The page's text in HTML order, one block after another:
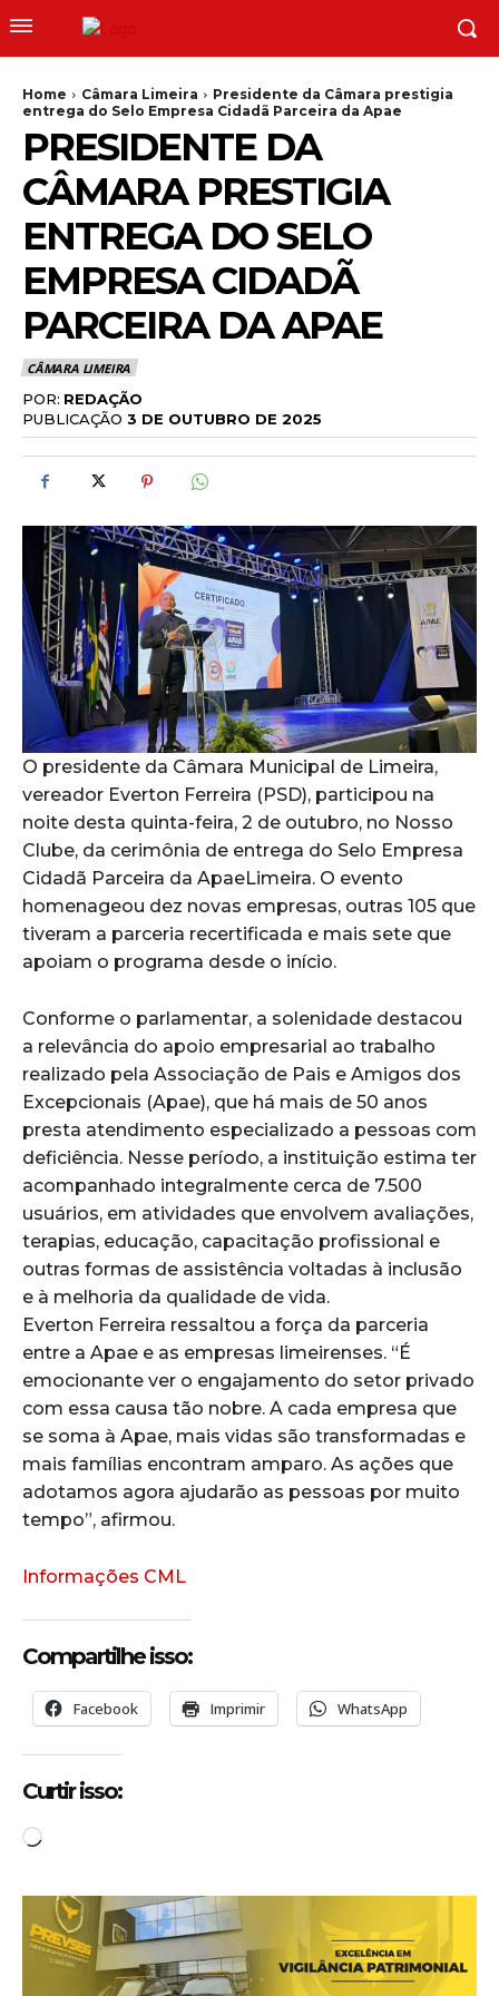
Home Câmara Limeira
Presidente da Câmara prestigia
entrega do Selo Empresa Cidadã Parceira da Apae
PRESIDENTE DA
CÂMARA PRESTIGIA
ENTREGA DO SELO
EMPRESA CIDADÃ
PARCEIRA DA APAE
CÂMARA LIMEIRA
POR: REDAÇÃO
PUBLICAÇÃO 3 DE OUTUBRO DE 2025
O presidente da Câmara Municipal de Limeira,
vereador Everton Ferreira (PSD), participou na
noite desta quinta-feira, 2 de outubro, no Nosso
Clube, da cerimônia de entrega do Selo Empresa
Cidadã Parceira da ApaeLimeira. O evento
homenageou dez novas empresas, outras 105 que
tiveram a parceria recertificada e mais sete que
apoiam o programa desde o início.
Conforme o parlamentar, a solenidade destacou
a relevância do apoio empresarial ao trabalho
realizado pela Associação de Pais e Amigos dos
Excepcionais (Apae), que há mais de 50 anos
presta atendimento especializado a pessoas com
deficiência. Nesse período, a instituição estima ter
acompanhado integralmente cerca de 7.500
usuários, em atividades que envolvem avaliações,
terapias, educação, capacitação profissional e
outras formas de assistência voltadas à inclusão
e à melhoria da qualidade de vida.
Everton Ferreira ressaltou a força da parceria
entre a Apae e as empresas limeirenses. “É
emocionante ver o engajamento do setor privado
com essa causa tão nobre. A cada empresa que
se soma à Apae, mais vidas são transformadas e
mais famílias encontram amparo. As ações que
adotamos agora ajudarão as pessoas por muito
tempo”, afirmou.
Informações CML
Compartilhe isso:
Facebook Imprimir WhatsApp
Curtir isso:
C
r
r
e